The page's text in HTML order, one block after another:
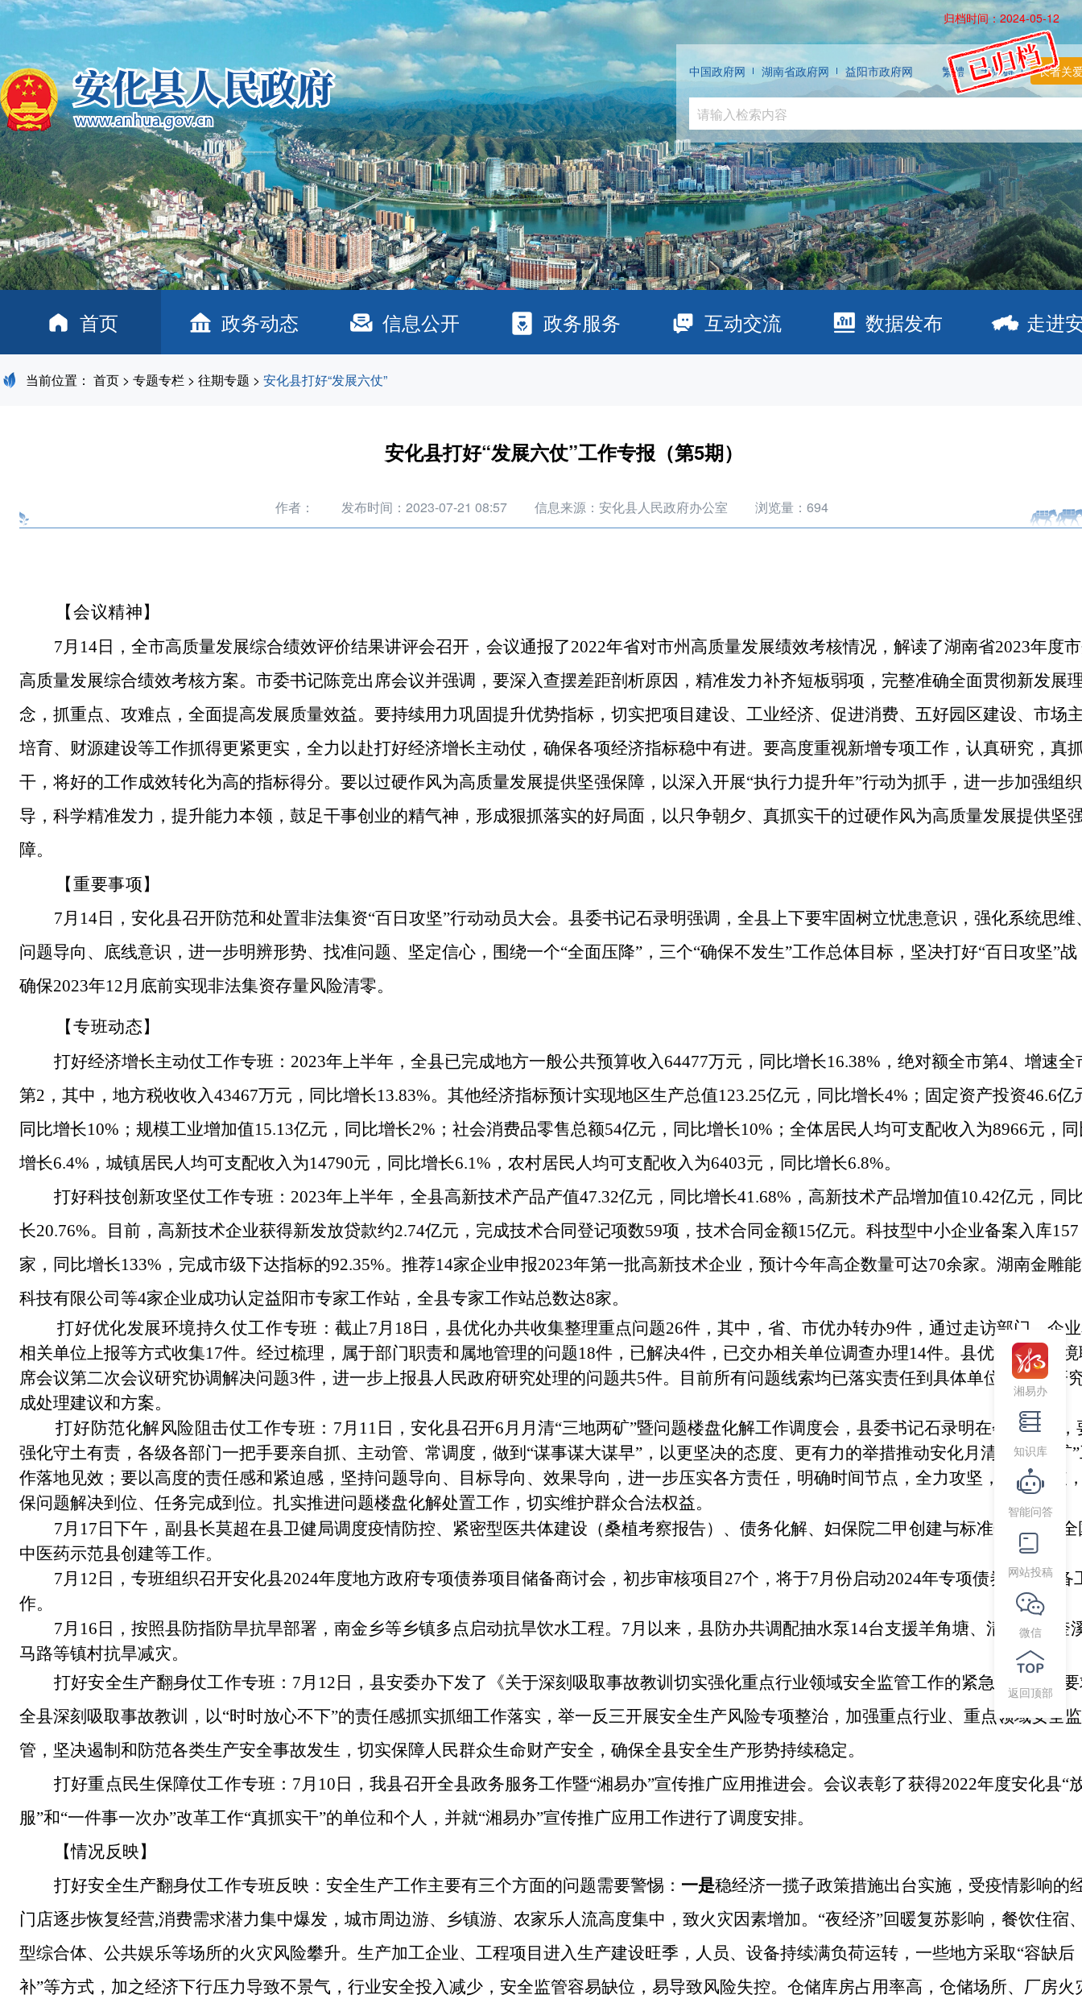
中国政府网 湖南省政府网 益阳市政府网 繁體 无障碍 长者关
首页 政务动态 信息公开 政务服务 互动交流 数据发布 走进
当前位置： 首页 > 专题专栏 > 往期专题 > 安化县打好“发展六仗”
安化县打好“发展六仗”工作专报（第5期）
作者： 发布时间：2023-07-21 08:57 信息来源：安化县人民政府办公室 浏览量： 694
【 会议精神】
7月14日，全市高质量发展综合绩效评价结果讲评会召开，会议通报了2022年省对市州高质量发展绩效考核情况，解读了湖南省2023年度
高质量发展综合绩效考核方案。 市委书记陈竞出席会议并强调，要深入查摆差距剖析原因，精准发力补齐短板弱项，完整准确全面贯彻新发展
念，抓重点、攻难点，全面提高发展质量效益。要持续用力巩固提升优势指标，切实把项目建设、工业经济、促进消费、五好园区建设、市场
培育、财源建设等工作抓得更紧更实，全力以赴打好经济增长主动仗，确保各项经济指标稳中有进。要高度重视新增专项工作，认真研究，真
干，将好的工作成效转化为高的指标得分。要以过硬作风为高质量发展提供坚强保障，以深入开展“执行力提升年”行动为抓手，进一步加强组
导，科学精准发力，提升能力本领，鼓足干事创业的精气神，形成狠抓落实的好局面，以只争朝夕、真抓实干的过硬作风为高质量发展提供坚
障。
【重要事项】
7月14日，安化县召开防范和处置非法集资“百日攻坚”行动动员大会。 县委书记石录明强调，全县上下要牢固树立忧患意识，强化系统思维
问题导向、底线意识，进一步明辨形势、找准问题、坚定信心，围绕一个“全面压降”，三个“确保不发生”工作总体目标，坚决打好“百日攻坚”战
确保2023年12月底前实现非法集资存量风险清零。
【专班动态】
打好经济增长主动仗工作专班： 2023年上半年， 全县已完成地方一般公共预算收入64477万元，同比增长16.38%，绝对额全市第4、增速全
第2，其中，地方税收收入43467万元，同比增长13.83%。其他经济指标预计实现地区生产总值123.25亿元，同比增长4%；固定资产投资46.6亿
同比增长10%；规模工业增加值15.13亿元，同比增长2%；社会消费品零售总额54亿元，同比增长10%；全体居民人均可支配收入为8966元，
增长6.4%，城镇居民人均可支配收入为14790元，同比增长6.1%，农村居民人均可支配收入为6403元，同比增长6.8%。
打好科技创新攻坚仗工作专班： 2023年上半年 ， 全县高新技术产品产值47.32亿元，同比增长41.68%，高新技术产品增加值10.42亿元，同
长20.76%。 目前，高新技术企业获得新发放贷款约2.74亿元 ， 完成技术合同登记项数59项 ， 技术合同金额15亿元。 科技型中小企业备案入库157
家，同比增长133%，完成市级下达指标的92.35%。 推荐14家企业申报2023年第一批高新技术企业，预计今年高企数量可达70余家。湖南金雕
科技有限公司等4家企业成功认定益阳市专家工作站，全县专家工作站总数达8家。
打好优化发展环境持久仗工作专班：截止7月18日 ，县优化办共收集整理重点问题26件，其中 ，省、市优办转办9件，通过走访部门、企
相关单位上报等方式收集17件。经过梳理，属于部门职责和属地管理的问题18件，已解决4件，已交办相关单位调查办理14件。 县优化营商环
席会议第二次会议研究协调解决问题3件 ， 进一步上报县人民政府研究处理的问题共5件。目前所有问题线索均已落实责任到具体单位，均已研
成处理建议和方案。
打好防范化解风险阻击仗工作专班： 7月11日，安化县召开6月月清“三地两矿”暨问题楼盘化解工作调度会 ， 县委书记石录明在会上强调，
强化守土有责，各级各部门一把手要亲自抓、主动管、常调度，做到 “谋事谋大谋早”，以更坚决的态度、更有力的举措推动安化月清“三地两矿
作落地见效；要以高度的责任感和紧迫感，坚持问题导向、目标导向、效果导向，进一步压实各方责任，明确时间节点，全力攻坚，逐个突破
保问题解决到位、任务完成到位。扎实推进问题楼盘化解处置工作，切实维护群众合法权益。
7月17日下午，副县长莫超在县卫健局调度疫情防控、紧密型医共体建设（桑植考察报告）、债务化解、妇保院二甲创建与标准化建设、全
中医药示范县创建等工作。
7月12日， 专班组织召开安化县2024年度地方政府专项债券项目储备商讨会 ， 初步审核项目 27个，将于7月份启动2024年专项债券项目储备
作。
7月16日，按照县防指防旱抗旱部署，南金乡等乡镇多点启动抗旱饮水工程。7月以来，县防办共调配抽水泵14台支援羊角塘、清塘铺、奎
马路等镇村抗旱减灾。
打好安全生产翻身仗工作专班： 7月12日，县安委办下发了《关于深刻吸取事故教训切实强化重点行业领域安全监管工作的紧急通知》，
全县深刻吸取事故教训，以“时时放心不下”的责任感抓实抓细工作落实，举一反三开展安全生产风险专项整治，加强重点行业、重点领域安全监
管，坚决遏制和防范各类生产安全事故发生，切实保障人民群众生命财产安全，确保全县安全生产形势持续稳定。
打好重点民生保障仗工作专班： 7月10日，我县召开全县政务服务工作暨“湘易办”宣传推广应用推进会。会议表彰了获得2022年度安化县“
服”和“一件事一次办”改革工作“真抓实干”的单位和个人，并就“湘易办”宣传推广应用工作进行了调度安排。
【情况反映】
打好安全生产翻身仗工作专班反映：安全生产工作主要有三个方面的问题需要警惕： 一是稳经济一揽子政策措施出台实施，受疫情影响的
门店逐步恢复经营,消费需求潜力集中爆发，城市周边游、乡镇游、农家乐人流高度集中，致火 灾因素增加。 “夜经济”回暖复苏影响，餐饮住宿
型综合体、公共娱乐等场所的火灾风险攀升。生产加工企业、工程项目进入生产建设旺季，人员、设备持续满负荷运转，一些地方采取“容缺后
补”等方式，加之经济下行压力导致不景气，行业安全投入减少，安全监管容易缺位，易导致风险失控。仓储库房占用率高，仓储场所、厂房火
归档时间：2024-05-12
湘易办
知识库
智能问答
网站投稿
微信
返回顶部